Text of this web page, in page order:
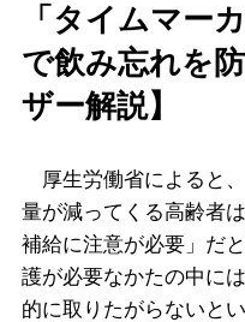
「タイムマー
で飲み忘れを
ザー解説】
厚生労働省によると
量が減ってくる高齢者
補給に注意が必要」だ
護が必要なかたの中に
的に取りたがらないと